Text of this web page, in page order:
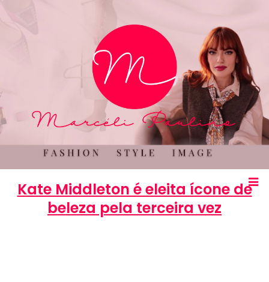
Kate Middleton é eleita ícone de
beleza pela terceira vez